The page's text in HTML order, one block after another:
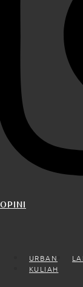
OPINI
URBAN
KULIAH